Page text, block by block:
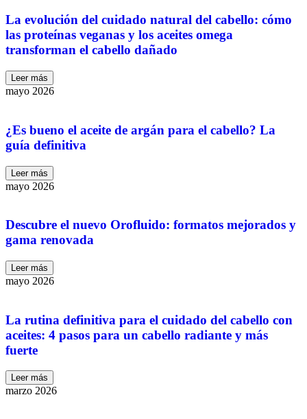
La evolución del cuidado natural del cabello: cómo
las proteínas veganas y los aceites omega
transforman el cabello dañado
Leer más
mayo 2026
¿Es bueno el aceite de argán para el cabello? La
guía definitiva
Leer más
mayo 2026
Descubre el nuevo Orofluido: formatos mejorados y
gama renovada
Leer más
mayo 2026
La rutina definitiva para el cuidado del cabello con
aceites: 4 pasos para un cabello radiante y más
fuerte
Leer más
marzo 2026